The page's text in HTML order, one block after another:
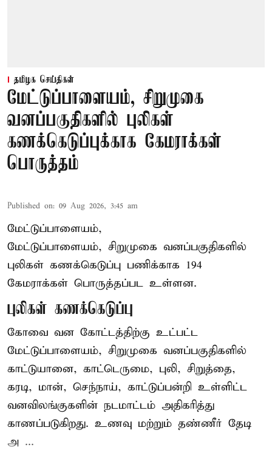
தமிழக செய்திகள்
மேட்டுப்பாளையம், சிறுமுகை
வனப்பகுதிகளில் புலிகள்
கணக்கெடுப்புக்காக கேமராக்கள்
பொருத்தம்
Published on: 09 Aug 2026, 3:45 am
மேட்டுப்பாளையம்,
மேட்டுப்பாளையம், சிறுமுகை வனப்பகுதிகளில்
புலிகள் கணக்கெடுப்பு பணிக்காக 194
கேமராக்கள் பொருத்தப்பட உள்ளன.
புலிகள் கணக்கெடுப்பு
கோவை வன கோட்டத்திற்கு உட்பட்ட
மேட்டுப்பாளையம், சிறுமுகை வனப்பகுதிகளில்
காட்டுயானை, காட்டெருமை, புலி, சிறுத்தை,
கரடி, மான், செந்நாய், காட்டுப்பன்றி உள்ளிட்ட
வனவிலங்குகளின் நடமாட்டம் அதிகரித்து
காணப்படுகிறது. உணவு மற்றும் தண்ணீர் தேடி
அ ...